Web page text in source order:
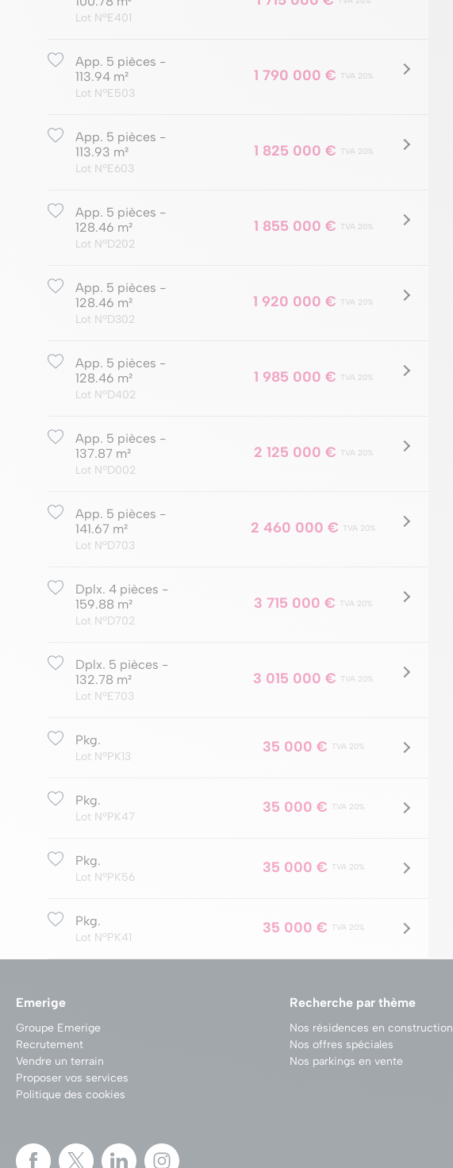
Lot NºE401
App. 5 pièces -
113.94 m²
Lot NºE503
1 790 000 € TVA 20%
App. 5 pièces -
113.93 m²
Lot NºE603
1 825 000 € TVA 20%
App. 5 pièces -
128.46 m²
Lot NºD202
1 855 000 € TVA 20%
App. 5 pièces -
128.46 m²
Lot NºD302
1 920 000 € TVA 20%
App. 5 pièces -
128.46 m²
Lot NºD402
1 985 000 € TVA 20%
App. 5 pièces -
137.87 m²
Lot NºD002
2 125 000 € TVA 20%
App. 5 pièces -
141.67 m²
Lot NºD703
2 460 000 € TVA 20%
Dplx. 4 pièces -
159.88 m²
Lot NºD702
3 715 000 € TVA 20%
Dplx. 5 pièces -
132.78 m²
Lot NºE703
3 015 000 € TVA 20%
Pkg.
Lot NºPK13
35 000 € TVA 20%
Pkg.
Lot NºPK47
35 000 € TVA 20%
Pkg.
Lot NºPK56
35 000 € TVA 20%
Pkg.
Lot NºPK41
35 000 € TVA 20%
Emerige
Groupe Emerige
Recrutement
Vendre un terrain
Proposer vos services
Politique des cookies
Recherche par thème
Nos résidences en construction
Nos offres spéciales
Nos parkings en vente